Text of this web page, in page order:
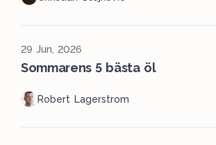
29 Jun, 2026
Sommarens 5 bästa öl
Robert Lagerstrom